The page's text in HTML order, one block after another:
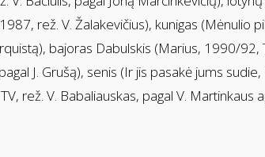
rež. V. Žalakevičius), kunigas (Mėnulio
bajoras Dabulskis (Marius, 1990/92,
J. Grušą), senis (Ir jis pasakė jums
rež. V. Babaliauskas, pagal V.